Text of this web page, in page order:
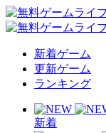
新着ゲーム
更新ゲーム
ランキング
新着